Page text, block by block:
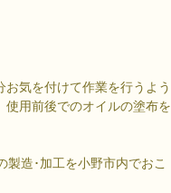
気を付けて作業を行うよう
使用前後でのオイルの塗布を
造･加工を小野市内でおこ